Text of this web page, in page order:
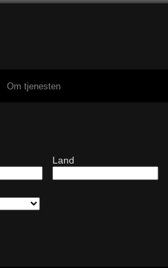
Om tjenesten
Land